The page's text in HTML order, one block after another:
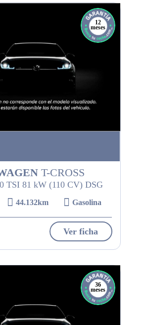
12
meses
T-CROSS
TSI 81 kW (110 CV) DSG
44.132km Gasolina
Ver ficha
36
meses